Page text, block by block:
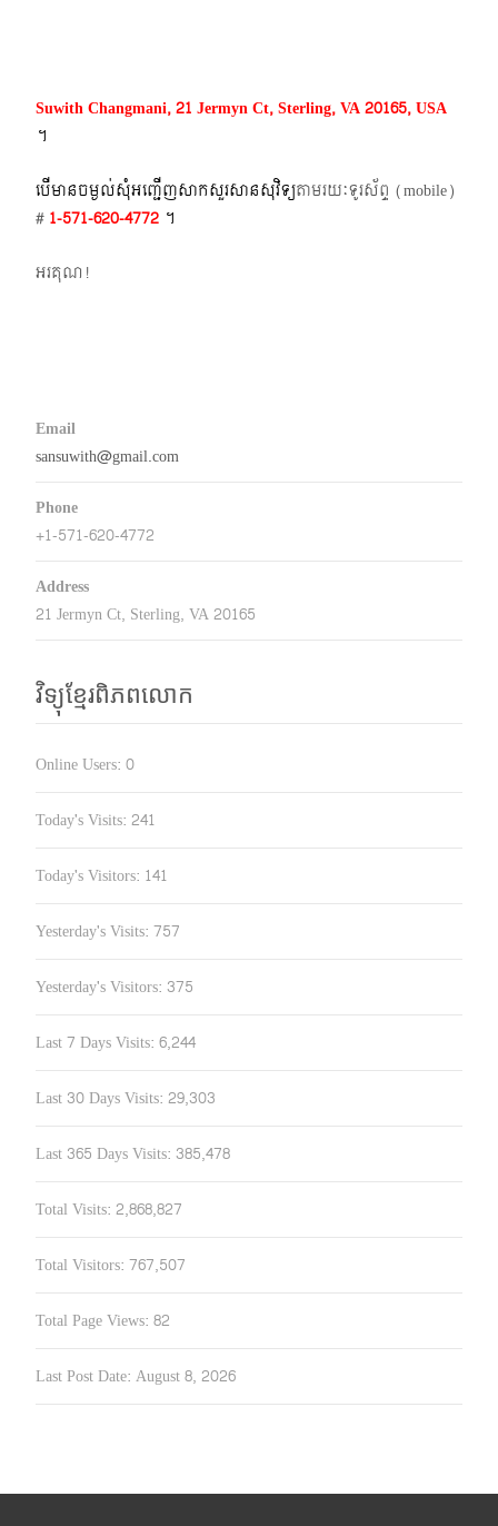
Suwith Changmani, 21 Jermyn Ct, Sterling, VA 20165, USA
។​
បើមានចម្ងល់​សុំអញ្ជើញសាកសួរសានសុវិទ្យតាមរយៈទូរស័ព្ទ​ (mobile)​
# 1-571-620-4772​ ។
អរគុណ!
Email
sansuwith@gmail.com
Phone
+1-571-620-4772
Address
21 Jermyn Ct, Sterling, VA 20165
វិទ្យុខ្មែរពិភពលោក
Online Users: 0
Today's Visits: 241
Today's Visitors: 141
Yesterday's Visits: 757
Yesterday's Visitors: 375
Last 7 Days Visits: 6,244
Last 30 Days Visits: 29,303
Last 365 Days Visits: 385,478
Total Visits: 2,868,827
Total Visitors: 767,507
Total Page Views: 82
Last Post Date: August 8, 2026